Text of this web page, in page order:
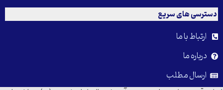
دسترسی های سریع
ارتباط با ما
درباره ما
ارسال مطلب